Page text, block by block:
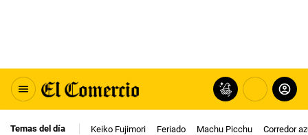
Temas del día Keiko Fujimori Feriado Machu Picchu Corredor